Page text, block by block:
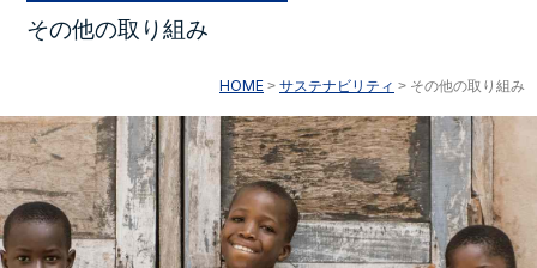
その他の取 り組み
HOME サステナビリティ その他の取り組み